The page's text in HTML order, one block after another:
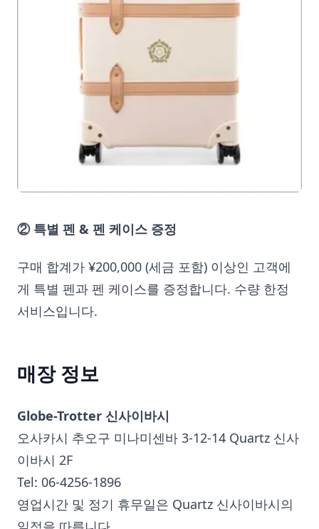
② 특별 펜 & 펜 케이스 증정
구매 합계가 ¥200,000 (세금 포함) 이상인 고객에
게 특별 펜과 펜 케이스를 증정합니다. 수량 한정
서비스입니다.
매장 정보
Globe-Trotter 신사이바시
오사카시 추오구 미나미센바 3-12-14 Quartz 신사
이바시 2F
Tel: 06-4256-1896
영업시간 및 정기 휴무일은 Quartz 신사이바시의